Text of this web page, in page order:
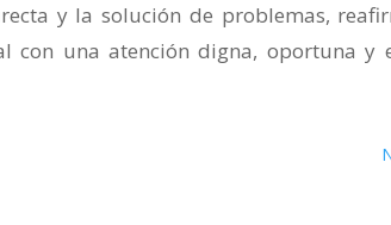
y la solución de problemas,
con una atención digna, oportuna y